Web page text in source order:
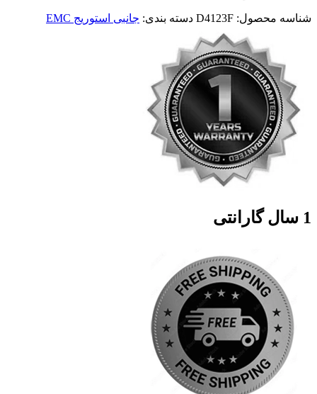
شناسه محصول: D4123F دسته بندی: جانبی استوریج EMC
1 سال گارانتی